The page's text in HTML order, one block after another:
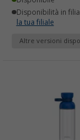
Disponibilità in
la tua filiale
Altre versioni